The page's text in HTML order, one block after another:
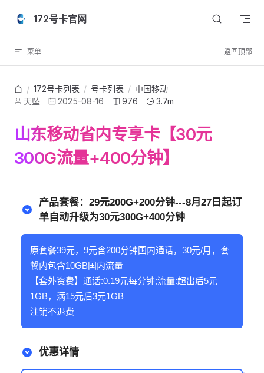
Skip to content
172号卡官网
菜单 返回顶部
/ 172号卡列表 / 号卡列表 / 中国移动
天坠
2025-08-16 976 3.7m
山东移动省内专享卡【30元
300G流量+400分钟】
产品套餐：29元200G+200分钟---8月27日起订
单自动升级为30元300G+400分钟
原套餐39元，9元含200分钟国内通话，30元/月，套
餐内包含10GB国内流量
【套外资费】通话:0.19元每分钟;流量:超出后5元
1GB，满15元后3元1GB
注销不退费
优惠详情